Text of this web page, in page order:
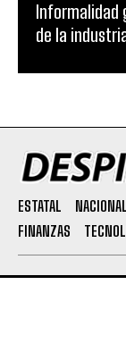
Informalidad
de la
ESTATAL NACIONAL
FINANZAS